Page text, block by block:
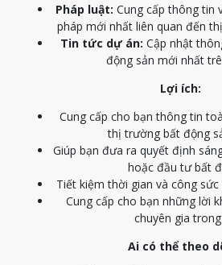
Pháp luật: Cung cấp thông tin
pháp mới nhất liên quan đến
Tin tức dự án: Cập nhật
động sản mới nhất
Lợi ích:
Cung cấp cho bạn thông tin
thị trường bất động
Giúp bạn đưa ra quyết định
hoặc đầu tư bất
Tiết kiệm thời gian và công
Cung cấp cho bạn những lời
chuyên gia
Ai có thể theo